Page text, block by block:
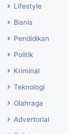
Lifestyle
Bisnis
Pendidikan
Politik
Kriminal
Teknologi
Olahraga
Advertorial